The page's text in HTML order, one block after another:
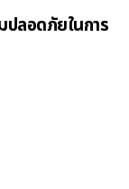
ปลอดภัยในการ